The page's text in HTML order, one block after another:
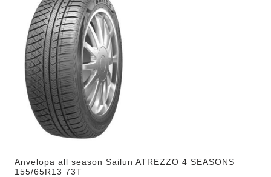
Anvelopa all season Sailun ATREZZO 4 SEASONS
155/65R13 73T